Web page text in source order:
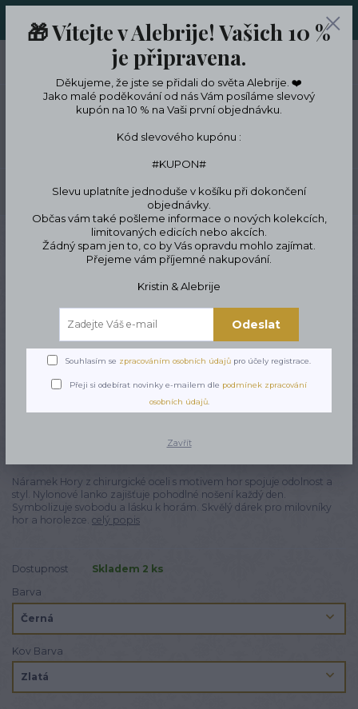
LIMITKÁCH
CZK
Hledat
Náramky Symbolické náramky
Přírodní motivy
Náramek hory
Náramek hory
Náramek Hory z chirurgické oceli s motivem hor spojuje odolnost a
styl. Nylonové lanko zajišťuje pohodlné nošení každý den.
Symbolizuje svobodu a lásku k horám. Skvělý dárek pro milovníky
hor a horolezce. celý popis
Dostupnost
Skladem 2 ks
Barva
Kov Barva
🎁 Vítejte v Alebrije! Vašich 10 %
je připravena.
Děkujeme, že jste se přidali do světa Alebrije. ❤️
Jako malé poděkování od nás Vám posíláme slevový
kupón na 10 % na Vaši první objednávku.
Kód slevového kupónu :
#KUPON#
Slevu uplatníte jednoduše v košíku při dokončení
objednávky.
Občas vám také pošleme informace o nových kolekcích,
limitovaných edicích nebo akcích.
Žádný spam jen to, co by Vás opravdu mohlo zajímat.
Přejeme vám příjemné nakupování.
Kristin & Alebrije
Odeslat
Souhlasím se zpracováním osobních údajů pro účely registrace.
Přeji si odebírat novinky e-mailem dle podmínek zpracování
osobních údajů.
Zavřít